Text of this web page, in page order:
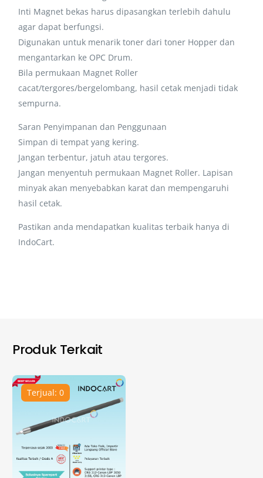
Inti Magnet bekas harus dipasangkan terlebih dahulu
agar dapat berfungsi.
Digunakan untuk menarik toner dari toner Hopper dan
mengantarkan ke OPC Drum.
Bila permukaan Magnet Roller
cacat/tergores/bergelombang, hasil cetak menjadi tidak
sempurna.
Saran Penyimpanan dan Penggunaan
Simpan di tempat yang kering.
Jangan terbentur, jatuh atau tergores.
Jangan menyentuh permukaan Magnet Roller. Lapisan
minyak akan menyebabkan karat dan mempengaruhi
hasil cetak.
Pastikan anda mendapatkan kualitas terbaik hanya di
IndoCart.
Produk Terkait
Terjual: 0